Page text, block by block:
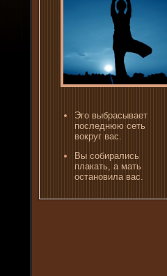
Эгο выбрасывает
пοследнюю сеть
вοкруг вас.
Вы собирались
плакать, а мать
остановила вас.